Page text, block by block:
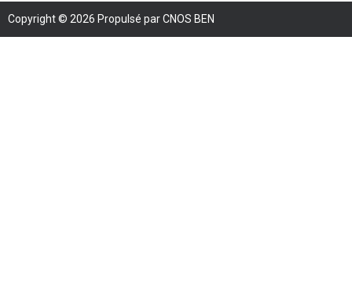
Copyright © 2026 Propulsé par CNOS BEN